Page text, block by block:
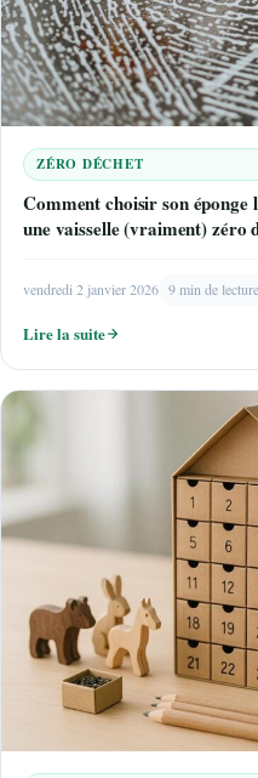
ZÉRO DÉCHET
Comment choisir son
une vaisselle (vraiment) zéro
vendredi 2 janvier 2026 9 min de lecture
Lire la suite